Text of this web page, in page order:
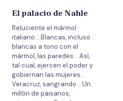
El palacio de Nahle
Reluciente el mármol
italiano… Blancas, incluso
blancas a tono con el
mármol, las paredes… Así,
tal cual, ejercen el poder y
gobiernan las mujeres…
Veracruz, sangrando… Un
millón de paisanos,